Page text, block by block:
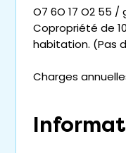
O7 6O 17 O2 55
Copropriété de
habitation. (Pas
Charges